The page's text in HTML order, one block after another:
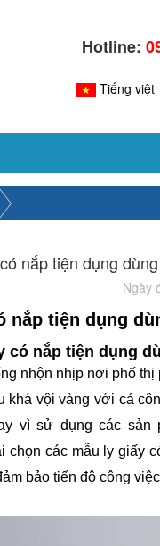
Hotline:
Tiếng việt
nắp tiện dụng
Ngày
nắp tiện dụng
có nắp tiện dụng
nhộn nhịp nơi phố thị
khá vội vàng với cả
vì sử dụng các sản
các mẫu ly giấy
bảo tiến độ công